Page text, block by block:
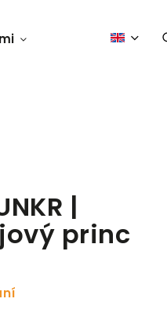
Bunker tryout
|
princ